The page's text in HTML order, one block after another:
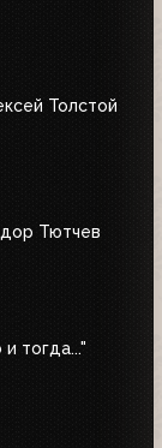
Толстой
Тютчев
тогда..."